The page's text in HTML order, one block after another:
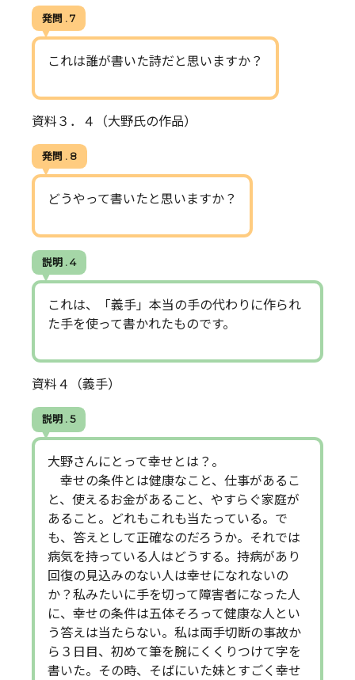
発問 . 7
これは誰が書いた詩だと思いますか？
資料３．４（大野氏の作品）
発問 . 8
どうやって書いたと思いますか？
説明 . 4
これは、「義手」本当の手の代わりに作られ
た手を使って書かれたものです。
資料４（義手）
説明 . 5
大野さんにとって幸せとは？。
幸せの条件とは健康なこと、仕事があるこ
と、使えるお金があること、やすらぐ家庭が
あること。どれもこれも当たっている。で
も、答えとして正確なのだろうか。それでは
病気を持っている人はどうする。持病があり
回復の見込みのない人は幸せになれないの
か？私みたいに手を切って障害者になった人
に、幸せの条件は五体そろって健康な人とい
う答えは当たらない。私は両手切断の事故か
ら３日目、初めて筆を腕にくくりつけて字を
書いた。その時、そばにいた妹とすごく幸せ